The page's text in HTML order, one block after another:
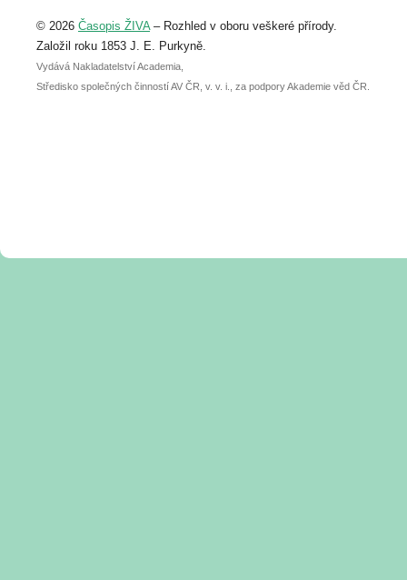
abstraktu přihlášené přednášky nebo
posteru je už 30. června.
© 2026 Časopis ŽIVA– Rozhled v oboru veškeré přírody.
Založil roku 1853 J. E. Purkyně.
Vydává Nakladatelství Academia,
Středisko společných činností AV ČR, v. v. i., za podpory Akademie věd ČR.